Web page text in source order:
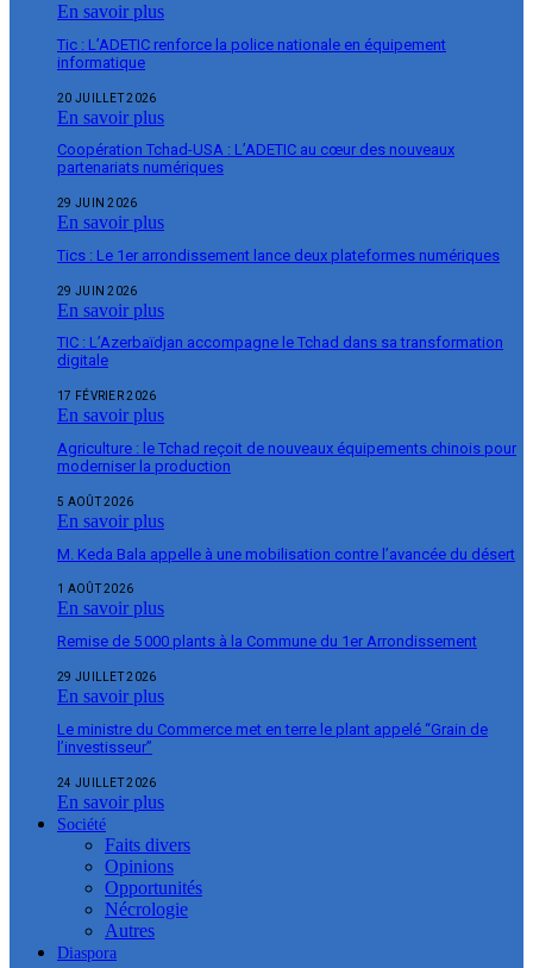
En savoir plus
Tic : L’ADETIC renforce la police nationale en équipement
informatique
20 JUILLET 2026
En savoir plus
Coopération Tchad-USA : L’ADETIC au cœur des nouveaux
partenariats numériques
29 JUIN 2026
En savoir plus
Tics : Le 1er arrondissement lance deux plateformes numériques
29 JUIN 2026
En savoir plus
TIC : L’Azerbaïdjan accompagne le Tchad dans sa transformation
digitale
17 FÉVRIER 2026
En savoir plus
Agriculture : le Tchad reçoit de nouveaux équipements chinois pour
moderniser la production
5 AOÛT 2026
En savoir plus
M. Keda Bala appelle à une mobilisation contre l’avancée du désert
1 AOÛT 2026
En savoir plus
Remise de 5 000 plants à la Commune du 1er Arrondissement
29 JUILLET 2026
En savoir plus
Le ministre du Commerce met en terre le plant appelé “Grain de
l’investisseur”
24 JUILLET 2026
En savoir plus
Société
Faits divers
Opinions
Opportunités
Nécrologie
Autres
Diaspora